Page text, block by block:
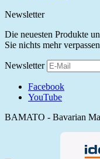
Newsletter
Die neuesten Produkte
Sie nichts mehr
Newsletter
Facebook
YouTube
BAMATO - Bavarian